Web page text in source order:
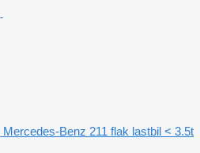
Mercedes-Benz 211 flak lastbil < 3.5t